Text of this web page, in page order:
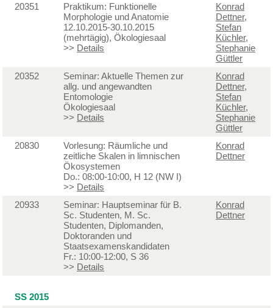
20351
Praktikum: Funktionelle
Morphologie und Anatomie
12.10.2015-30.10.2015
(mehrtägig), Ökologiesaal
>> Details
Konrad
Dettner,
Stefan
Küchler,
Stephanie
Güttler
20352
Seminar: Aktuelle Themen zur
allg. und angewandten
Entomologie
Ökologiesaal
>> Details
Konrad
Dettner,
Stefan
Küchler,
Stephanie
Güttler
20830
Vorlesung: Räumliche und
zeitliche Skalen in limnischen
Ökosystemen
Do.: 08:00-10:00, H 12 (NW I)
>> Details
Konrad
Dettner
20933
Seminar: Hauptseminar für B.
Sc. Studenten, M. Sc.
Studenten, Diplomanden,
Doktoranden und
Staatsexamenskandidaten
Fr.: 10:00-12:00, S 36
>> Details
Konrad
Dettner
SS 2015